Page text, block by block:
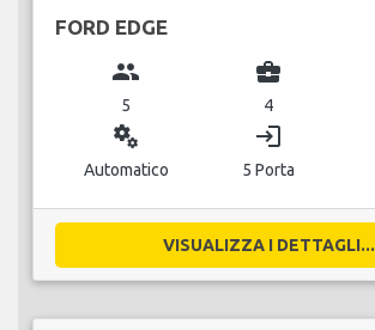
FORD EDGE
group
5
business_center
4
miscellaneous_services
Automatico
login
5 Porta
VISUALIZZA I DETTAGLI...